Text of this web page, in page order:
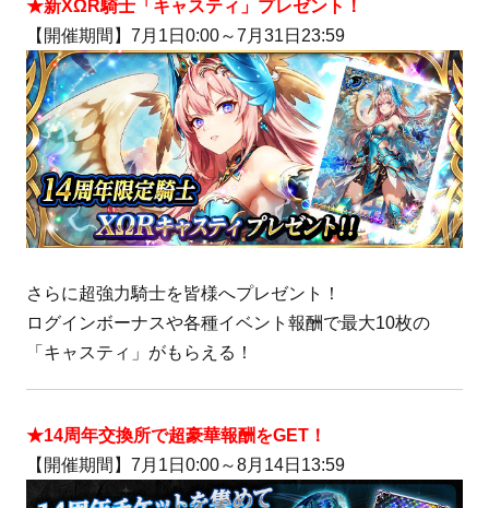
★新XΩR騎士「キャスティ」プレゼント！
【開催期間】7月1日0:00～7月31日23:59
さらに超強力騎士を皆様へプレゼント！
ログインボーナスや各種イベント報酬で最大10枚の
「キャスティ」がもらえる！
★14周年交換所で超豪華報酬をGET！
【開催期間】7月1日0:00～8月14日13:59